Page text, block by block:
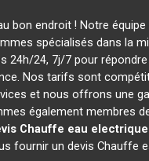
bon endroit ! Notre
spécialisés dans la
24h/24, 7j/7 pour
Nos tarifs sont
et nous offrons une
également membres
Chauffe eau electrique
fournir un devis Chauffe